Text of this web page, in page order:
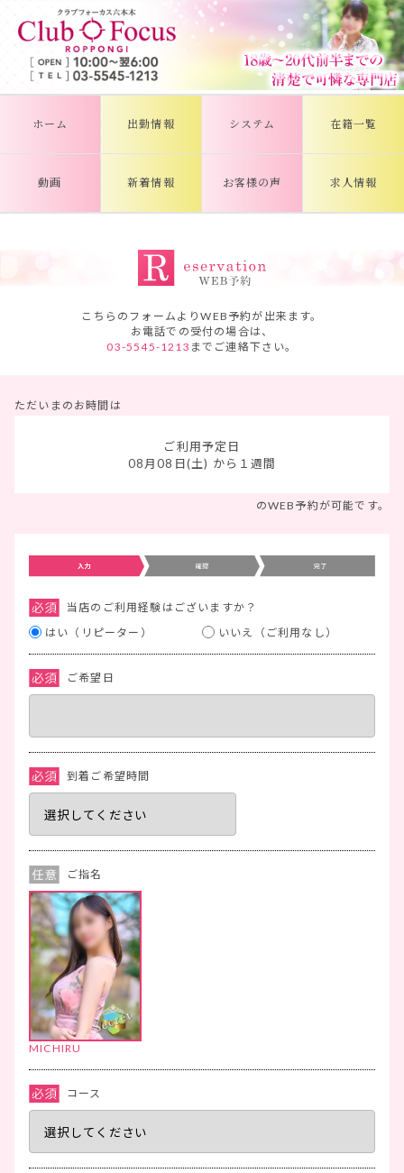
ホーム 出勤情報 システム 在籍一覧
動画 新着情報 お客様の声 求人情報
こちらのフォームよりWEB予約が出来ます。
お電話での受付の場合は、
03-5545-1213 までご連絡下さい。
ただいまのお時間は
ご利用予定日
08月08日(土) から１週間
のWEB予約が可能です。
当店のご利用経験はございますか？
はい（リピーター）
いいえ（ご利用なし）
ご希望日
到着ご希望時間
ご指名
MICHIRU
コース